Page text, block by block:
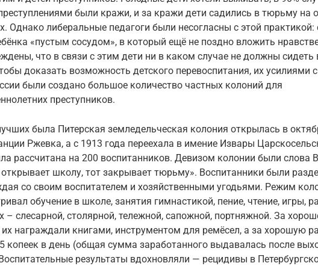
были кражи, и за кражи дети садились в тюрьму на
Однако либеральные педагоги были несогласны с этой практикой:
«пустым сосудом», в который ещё не поздно вложить
что в связи с этим дети ни в каком случае не должны сидеть
доказать возможность детского перевоспитания, их усилиями
были создано большое количество частных колоний для
преступников.
была Питерская земледельческая колония открылась в
Ржевка, а с 1913 года переехала в имение Извары
рассчитана на 200 воспитанников. Девизом колонии были слова
открывает школу, тот закрывает тюрьму». Воспитанники были
со своим воспитателем и хозяйственными угодьями. Режим
обучение в школе, занятия гимнастикой, пение, чтение, игры,
– слесарной, столярной, тележной, сапожной, портняжной. За
их награждали книгами, инструментом для ремёсел, а за хорошую
копеек в день (общая сумма заработанного выдавалась после
результаты вдохновляли — рецидивы в